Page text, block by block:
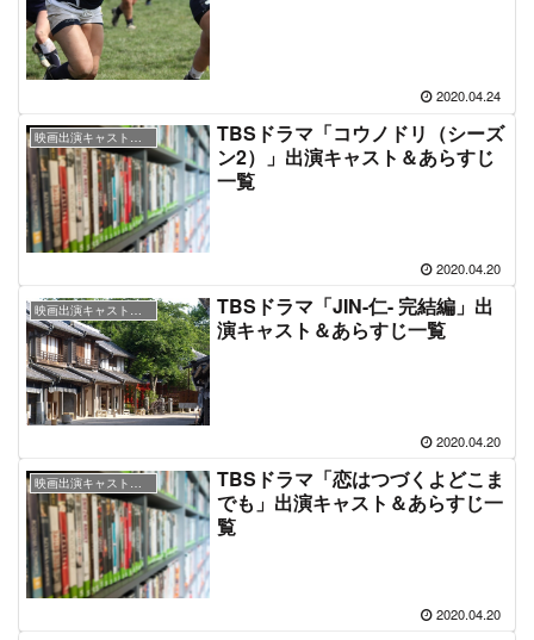
2020.04.24
映画出演キャスト＆あらすじ情報
TBSドラマ「コウノドリ（シーズ
ン2）」出演キャスト＆あらすじ
一覧
2020.04.20
映画出演キャスト＆あらすじ情報
TBSドラマ「JIN-仁- 完結編」出
演キャスト＆あらすじ一覧
2020.04.20
映画出演キャスト＆あらすじ情報
TBSドラマ「恋はつづくよどこま
でも」出演キャスト＆あらすじ一
覧
2020.04.20